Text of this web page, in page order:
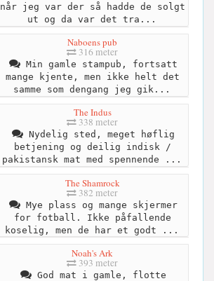
når jeg var der så hadde de solgt
ut og da var det tra...
Naboens pub
316 meter
Min gamle stampub, fortsatt
mange kjente, men ikke helt det
samme som dengang jeg gik...
The Indus
338 meter
Nydelig sted, meget høflig
betjening og deilig indisk /
pakistansk mat med spennende ...
The Shamrock
382 meter
Mye plass og mange skjermer
for fotball. Ikke påfallende
koselig, men de har et godt ...
Noah's Ark
393 meter
God mat i gamle, flotte